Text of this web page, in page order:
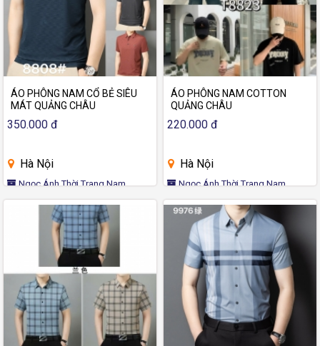
ÁO PHÔNG NAM CỔ BẺ SIÊU
MÁT QUẢNG CHÂU
350.000 đ
Hà Nội
Ngọc Ánh Thời Trang Nam
ÁO PHÔNG NAM COTTON
QUẢNG CHÂU
220.000 đ
Hà Nội
Ngọc Ánh Thời Trang Nam